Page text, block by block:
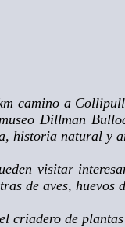
camino a
Dillman
historia natural y
visitar
de aves, huevos
criadero de